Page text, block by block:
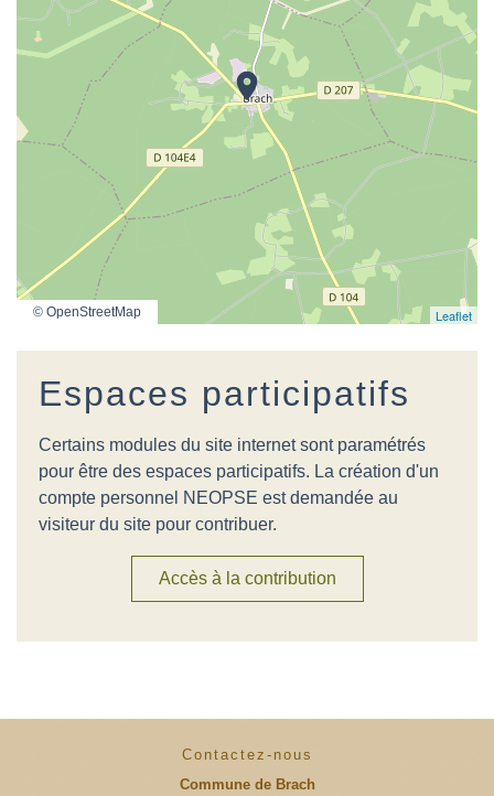
location_on
Leaflet
© OpenStreetMap
Espaces participatifs
Certains modules du site internet sont paramétrés
pour être des espaces participatifs. La création d'un
compte personnel NEOPSE est demandée au
visiteur du site pour contribuer.
Accès à la contribution
Contactez-nous
Commune de Brach